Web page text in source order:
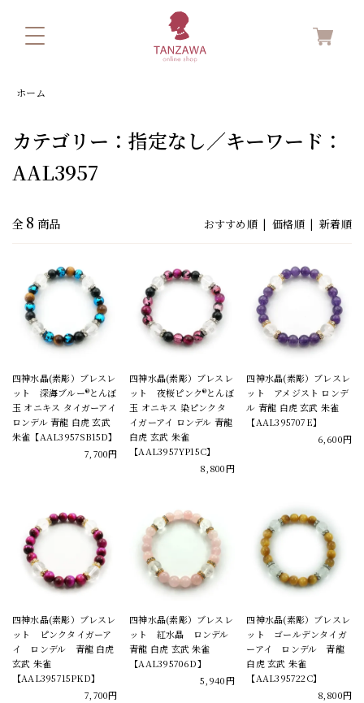
ホーム
カテゴリー：指定なし／キーワード：
AAL3957
全 8 商品 おすすめ順 |価格順|新着順
四神水晶(素彫）ブレスレ
ット 深海ブルー®とんぼ
玉 オニキス タイガーアイ
ロンデル 青龍 白虎 玄武
朱雀【AAL3957SB15D】
7,700円
四神水晶(素彫）ブレスレ
ット 夜桜ピンク®とんぼ
玉 オニキス 染ピンクタ
イガーアイ ロンデル 青龍
白虎 玄武 朱雀
【AAL3957YP15C】
8,800円
四神水晶(素彫）ブレスレ
ット アメジスト ロンデ
ル 青龍 白虎 玄武 朱雀
【AAL395707E】
6,600円
四神水晶(素彫）ブレスレ
ット ピンクタイガーア
イ ロンデル 青龍 白虎
玄武 朱雀
【AAL395715PKD】
7,700円
四神水晶(素彫）ブレスレ
ット 紅水晶 ロンデル
青龍 白虎 玄武 朱雀
【AAL395706D】
5,940円
四神水晶(素彫）ブレスレ
ット ゴールデンタイガ
ーアイ ロンデル 青龍
白虎 玄武 朱雀
【AAL395722C】
8,800円